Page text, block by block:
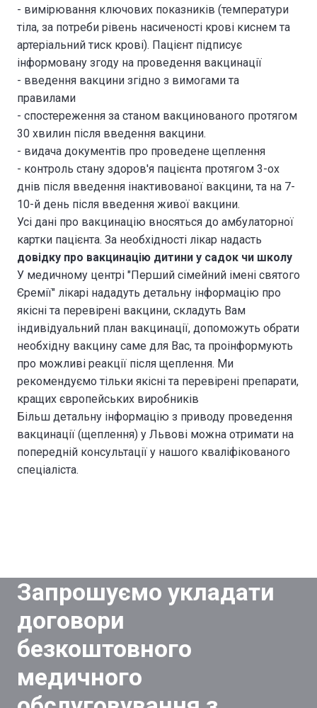
- вимірювання ключових показників (температури
тіла, за потреби рівень насиченості крові киснем та
артеріальний тиск крові). Пацієнт підписує
інформовану згоду на проведення вакцинації
- введення вакцини згідно з вимогами та
правилами
- спостереження за станом вакцинованого протягом
30 хвилин після введення вакцини.
- видача документів про проведене щеплення
- контроль стану здоров'я пацієнта протягом 3-ох
днів після введення інактивованої вакцини, та на 7-
10-й день після введення живої вакцини.
Усі дані про вакцинацію вносяться до амбулаторної
картки пацієнта. За необхідності лікар надасть
довідку про вакцинацію дитини у садок чи школу
У медичному центрі "Перший сімейний імені святого
Єремії" лікарі нададуть детальну інформацію про
якісні та перевірені вакцини, складуть Вам
індивідуальний план вакцинації, допоможуть обрати
необхідну вакцину саме для Вас, та проінформують
про можливі реакції після щеплення. Ми
рекомендуємо тільки якісні та перевірені препарати,
кращих європейських виробників
Більш детальну інформацію з приводу проведення
вакцинації (щеплення) у Львові можна отримати на
попередній консультації у нашого кваліфікованого
спеціаліста.
Запрошуємо укладати
договори
безкоштовного
медичного